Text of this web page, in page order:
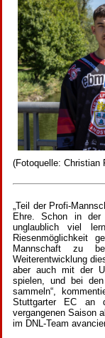
(Fotoquelle: Christian
„Teil der Profi-
Ehre. Schon in der
unglaublich viel
Riesenmöglichkeit
Mannschaft zu
Weiterentwicklung
aber auch mit der
spielen, und bei
sammeln“,
Stuttgarter EC an
vergangenen Saison
im DNL-Team